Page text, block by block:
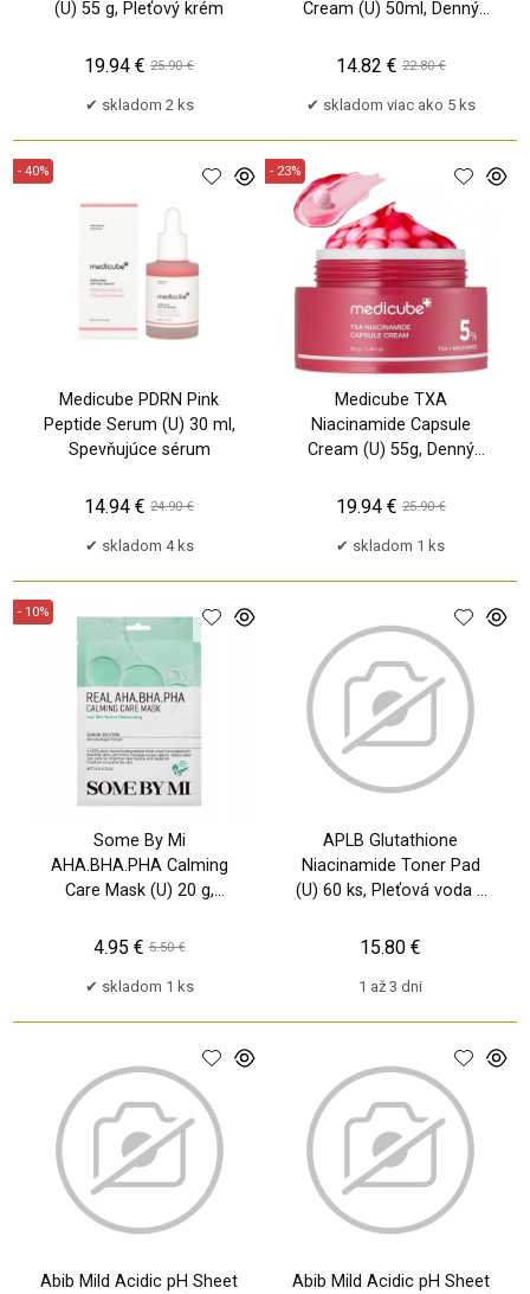
(U) 55 g, Pleťový krém
skladom 2 ks
19.94 € 25.90 €
Cream (U) 50ml, Denný
skladom viac ako 5 ks
14.82 € 22.80 €
Medicube PDRN Pink
Peptide Serum (U) 30 ml,
Spevňujúce sérum
- 40%
skladom 4 ks
14.94 € 24.90 €
Medicube TXA
Niacinamide Capsule
Cream (U) 55g, Denný
- 23%
skladom 1 ks
19.94 € 25.90 €
Some By Mi
AHA.BHA.PHA Calming
Care Mask (U) 20 g,
- 10%
skladom 1 ks
4.95 € 5.50 €
APLB Glutathione
Niacinamide Toner Pad
(U) 60 ks, Pleťová voda a
1 až 3 dni
15.80 €
Abib Mild Acidic pH Sheet
Abib Mild Acidic pH Sheet